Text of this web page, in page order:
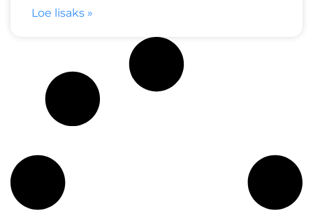
Loe lisaks »